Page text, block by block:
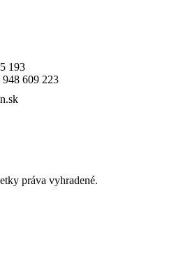
193
609 223
práva vyhradené.